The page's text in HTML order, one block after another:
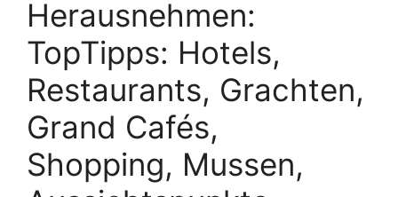
Herausnehmen:
TopTipps: Hotels,
Restaurants, Grachten,
Grand Cafés,
Shopping, Mussen,